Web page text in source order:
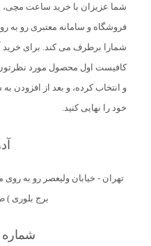
شما عزیزان با خرید ساعت
فروشگاه و سامانه معتبری رو به
شمارا برطرف می کند. برای
کافیست اول محصول مورد
و انتخاب کرده، و بعد از افزودن
خود را نهایی کنید.
برج بلوری ) طبقه 5